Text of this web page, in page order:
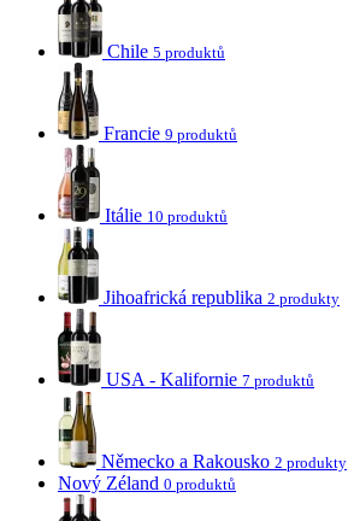
Chile 5 produktů
Francie 9 produktů
Itálie 10 produktů
Jihoafrická republika 2 produkty
USA - Kalifornie 7 produktů
Německo a Rakousko 2 produkty
Nový Zéland 0 produktů